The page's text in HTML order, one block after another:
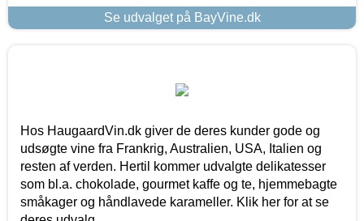
Se udvalget på BayVine.dk
Hos HaugaardVin.dk giver de deres kunder gode og
udsøgte vine fra Frankrig, Australien, USA, Italien og
resten af verden. Hertil kommer udvalgte delikatesser
som bl.a. chokolade, gourmet kaffe og te, hjemmebagte
småkager og håndlavede karameller. Klik her for at se